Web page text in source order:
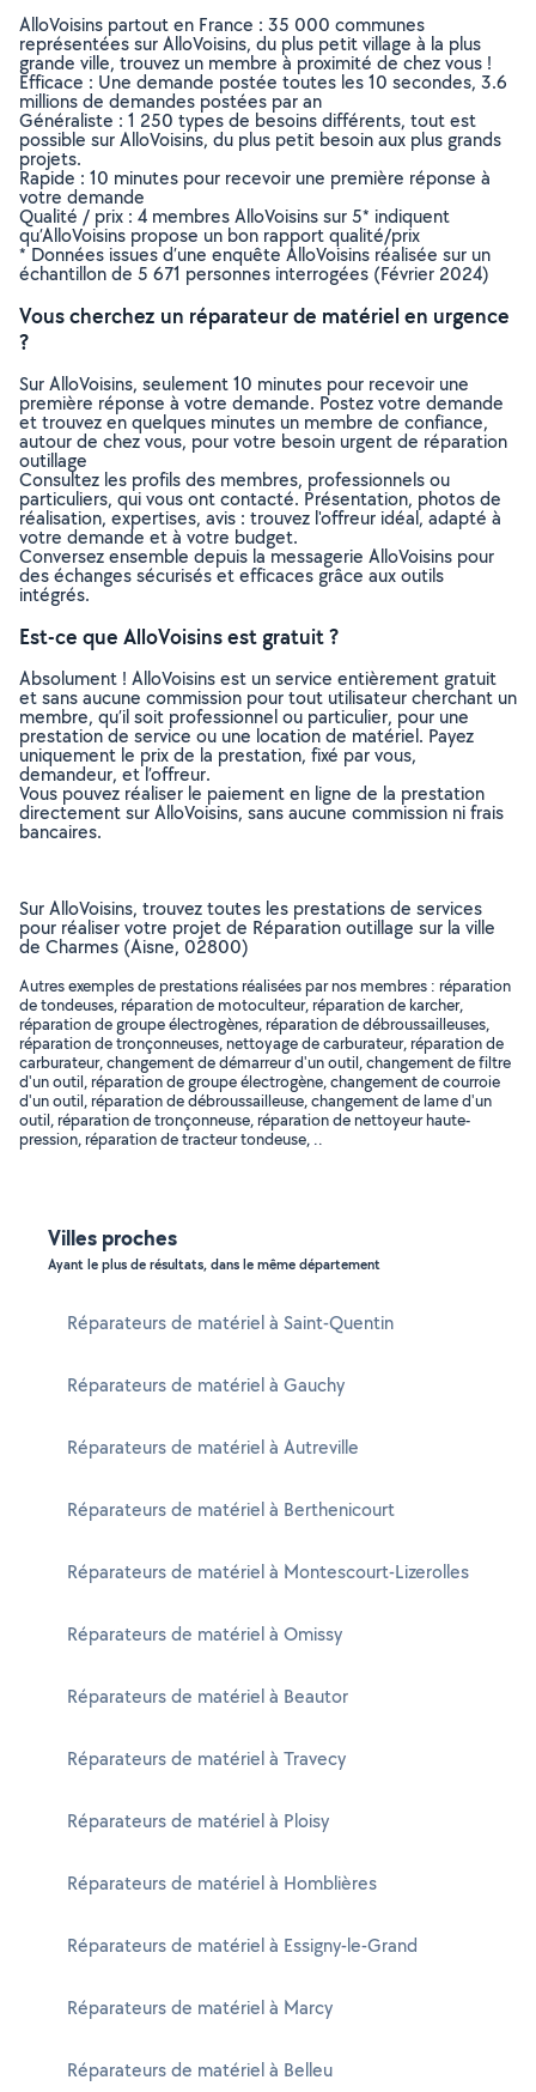
AlloVoisins partout en France : 35 000 communes
représentées sur AlloVoisins, du plus petit village à la plus
grande ville, trouvez un membre à proximité de chez vous !
Efficace : Une demande postée toutes les 10 secondes, 3.6
millions de demandes postées par an
Généraliste : 1 250 types de besoins différents, tout est
possible sur AlloVoisins, du plus petit besoin aux plus grands
projets.
Rapide : 10 minutes pour recevoir une première réponse à
votre demande
Qualité / prix : 4 membres AlloVoisins sur 5* indiquent
qu’AlloVoisins propose un bon rapport qualité/prix
* Données issues d’une enquête AlloVoisins réalisée sur un
échantillon de 5 671 personnes interrogées (Février 2024)
Vous cherchez un réparateur de matériel en urgence
?
Sur AlloVoisins, seulement 10 minutes pour recevoir une
première réponse à votre demande. Postez votre demande
et trouvez en quelques minutes un membre de confiance,
autour de chez vous, pour votre besoin urgent de réparation
outillage
Consultez les profils des membres, professionnels ou
particuliers, qui vous ont contacté. Présentation, photos de
réalisation, expertises, avis : trouvez l'offreur idéal, adapté à
votre demande et à votre budget.
Conversez ensemble depuis la messagerie AlloVoisins pour
des échanges sécurisés et efficaces grâce aux outils
intégrés.
Est-ce que AlloVoisins est gratuit ?
Absolument ! AlloVoisins est un service entièrement gratuit
et sans aucune commission pour tout utilisateur cherchant un
membre, qu’il soit professionnel ou particulier, pour une
prestation de service ou une location de matériel. Payez
uniquement le prix de la prestation, fixé par vous,
demandeur, et l’offreur.
Vous pouvez réaliser le paiement en ligne de la prestation
directement sur AlloVoisins, sans aucune commission ni frais
bancaires.
Sur AlloVoisins, trouvez toutes les prestations de services
pour réaliser votre projet de Réparation outillage sur la ville
de Charmes (Aisne, 02800)
Autres exemples de prestations réalisées par nos membres : réparation
de tondeuses, réparation de motoculteur, réparation de karcher,
réparation de groupe électrogènes, réparation de débroussailleuses,
réparation de tronçonneuses, nettoyage de carburateur, réparation de
carburateur, changement de démarreur d'un outil, changement de filtre
d'un outil, réparation de groupe électrogène, changement de courroie
d'un outil, réparation de débroussailleuse, changement de lame d'un
outil, réparation de tronçonneuse, réparation de nettoyeur haute-
pression, réparation de tracteur tondeuse, ..
Villes proches
Ayant le plus de résultats, dans le même département
Réparateurs de matériel à Saint-Quentin
Réparateurs de matériel à Gauchy
Réparateurs de matériel à Autreville
Réparateurs de matériel à Berthenicourt
Réparateurs de matériel à Montescourt-Lizerolles
Réparateurs de matériel à Omissy
Réparateurs de matériel à Beautor
Réparateurs de matériel à Travecy
Réparateurs de matériel à Ploisy
Réparateurs de matériel à Homblières
Réparateurs de matériel à Essigny-le-Grand
Réparateurs de matériel à Marcy
Réparateurs de matériel à Belleu